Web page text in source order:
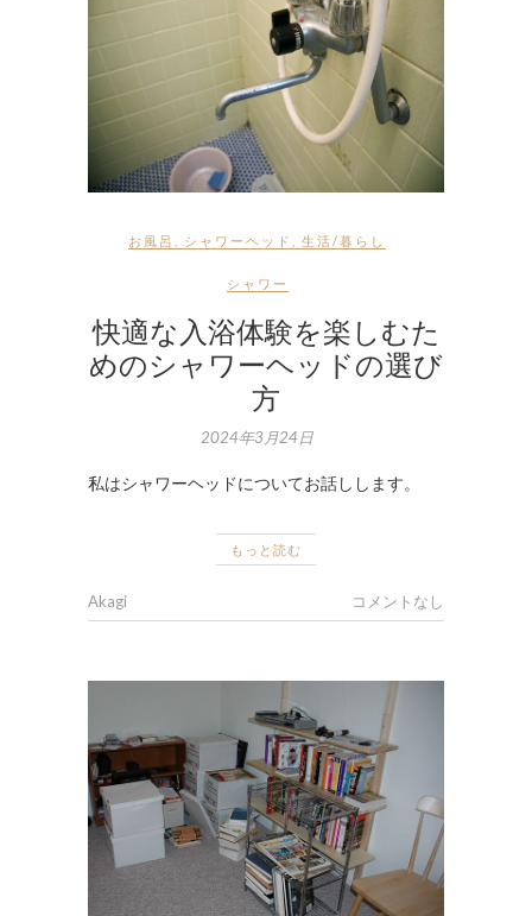
お風呂 シャワーヘッド 生活/暮らし
シャワー
快適な入浴体験を楽しむた
めのシャワーヘッドの選び
方
2024年3月24日
私はシャワーヘッドについてお話しします。
もっと読む
Akagi コメントなし